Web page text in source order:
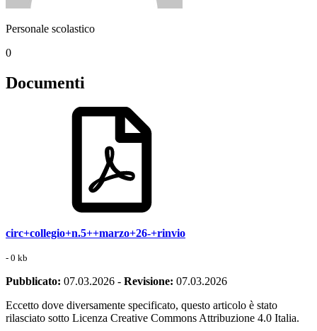
Personale scolastico
0
Documenti
circ+collegio+n.5++marzo+26-+rinvio
- 0 kb
Pubblicato: 07.03.2026 - Revisione: 07.03.2026
Eccetto dove diversamente specificato, questo articolo è stato
rilasciato sotto Licenza Creative Commons Attribuzione 4.0 Italia.